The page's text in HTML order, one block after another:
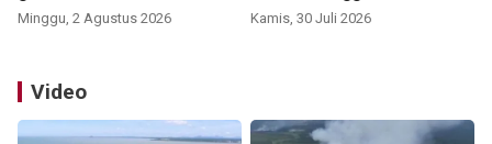
Minggu, 2 Agustus 2026 Kamis, 30 Juli 2026
Video